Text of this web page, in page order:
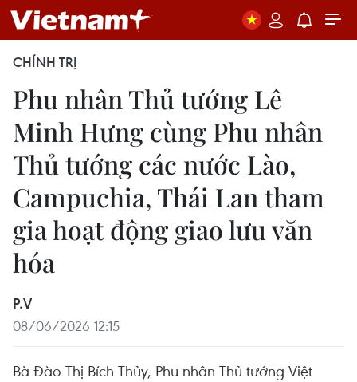
CHÍNH TRỊ
Phu nhân Thủ tướng Lê
Minh Hưng cùng Phu nhân
Thủ tướng các nước Lào,
Campuchia, Thái Lan tham
gia hoạt động giao lưu văn
hóa
P.V
08/06/2026 12:15
Bà Đào Thị Bích Thủy, Phu nhân Thủ tướng Việt